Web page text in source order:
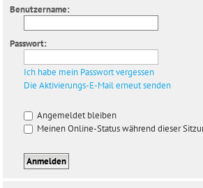
Benutzername:
Passwort:
Ich habe mein Passwort vergessen
Die Aktivierungs-E-Mail erneut senden
Angemeldet bleiben
Meinen Online-Status während dieser